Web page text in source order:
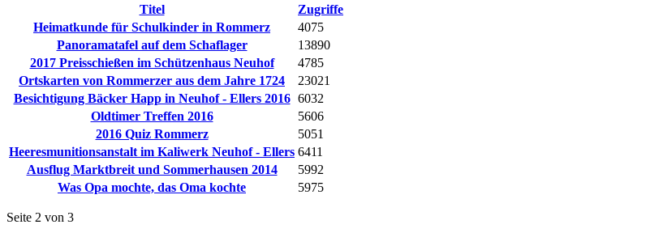
Titel
Zugriffe
Heimatkunde für Schulkinder in Rommerz
4075
Panoramatafel auf dem Schaflager
13890
2017 Preisschießen im Schützenhaus Neuhof
4785
Ortskarten von Rommerzer aus dem Jahre 1724
23021
Besichtigung Bäcker Happ in Neuhof - Ellers 2016 6032
Oldtimer Treffen 2016
5606
2016 Quiz Rommerz
5051
Heeresmunitionsanstalt im Kaliwerk Neuhof - Ellers 6411
Ausflug Marktbreit und Sommerhausen 2014
5992
Was Opa mochte, das Oma kochte
5975
Seite 2 von 3